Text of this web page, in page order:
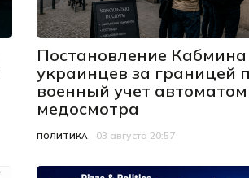
Постановление Кабмина
украинцев за границей
военный учет
медосмотра
Категория
ПОЛИТИКА
Дата публикации
03 августа 20:57